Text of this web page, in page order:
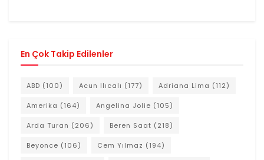
En Çok Takip Edilenler
ABD (100) Acun Ilıcalı (177) Adriana Lima (112)
Amerika (164) Angelina Jolie (105)
Arda Turan (206) Beren Saat (218)
Beyonce (106) Cem Yılmaz (194)